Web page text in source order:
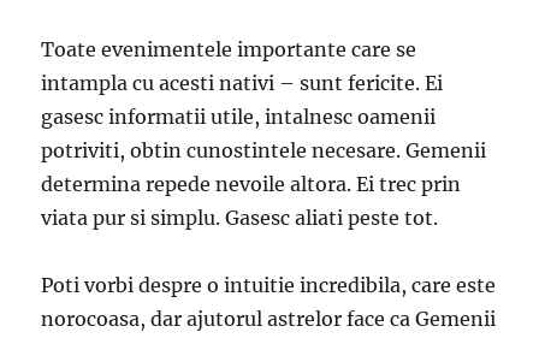
Toate evenimentele importante care se
intampla cu acesti nativi – sunt fericite. Ei
gasesc informatii utile, intalnesc oamenii
potriviti, obtin cunostintele necesare. Gemenii
determina repede nevoile altora. Ei trec prin
viata pur si simplu. Gasesc aliati peste tot.
Poti vorbi despre o intuitie incredibila, care este
norocoasa, dar ajutorul astrelor face ca Gemenii